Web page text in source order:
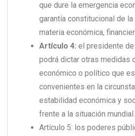
que dure la emergencia
garantía constitucional de
materia económica,
Artículo 4: el presidente
podrá dictar otras medidas
económico o político que
convenientes en la
estabilidad económica y
frente a la situación mundial.
Artículo 5: los poderes